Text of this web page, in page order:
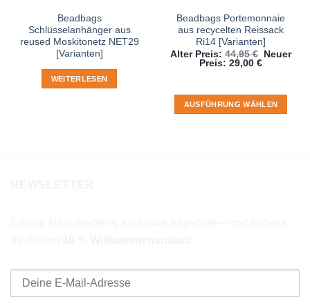
Beadbags
Schlüsselanhänger aus
reused Moskitonetz NET29
[Varianten]
WEITERLESEN
Beadbags Portemonnaie
aus recycelten Reissack
Ri14 [Varianten]
Alter Preis: 44,95€
Neuer
Preis: 29,00 €Aktueller
AUSFÜHRUNG WÄHLEN
gewählt